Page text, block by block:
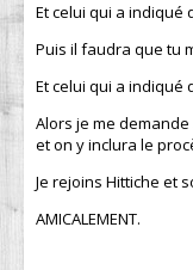
Et celui qui a
Puis il faudra que tu
Et celui qui a indiqué
Alors je me
et on y inclura le
Je rejoins Hittiche et
AMICALEMENT.